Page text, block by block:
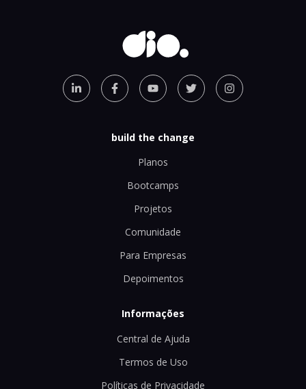
build the change
Planos
Bootcamps
Projetos
Comunidade
Para Empresas
Depoimentos
Informações
Central de Ajuda
Termos de Uso
Políticas de Privacidade